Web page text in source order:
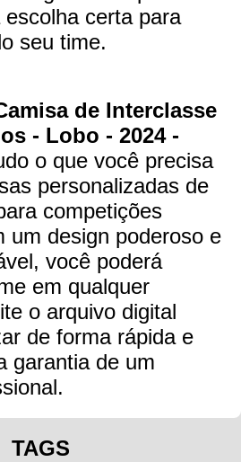
certa para
seu time.
de Interclasse
- Lobo - 2024 -
o que você precisa
personalizadas de
competições
um design poderoso e
você poderá
em qualquer
o arquivo digital
de forma rápida e
garantia de um
TAGS